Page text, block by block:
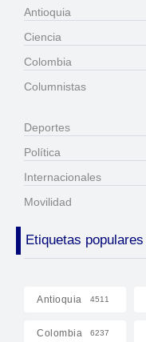
Antioquia
Ciencia
Colombia
Columnistas
Deportes
Política
Internacionales
Movilidad
Etiquetas populares
Antioquia 4511
Colombia 6237